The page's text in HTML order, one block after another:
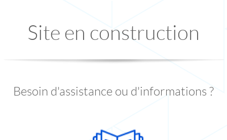
Site en construction
Besoin d'assistance ou d'informations ?